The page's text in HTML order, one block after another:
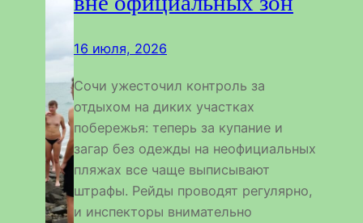
16 июля, 2026
Сочи ужесточил контроль за
отдыхом на диких участках
побережья: теперь за купание и
загар без одежды на неофициальных
пляжах все чаще выписывают
штрафы. Рейды проводят регулярно,
и инспекторы внимательно